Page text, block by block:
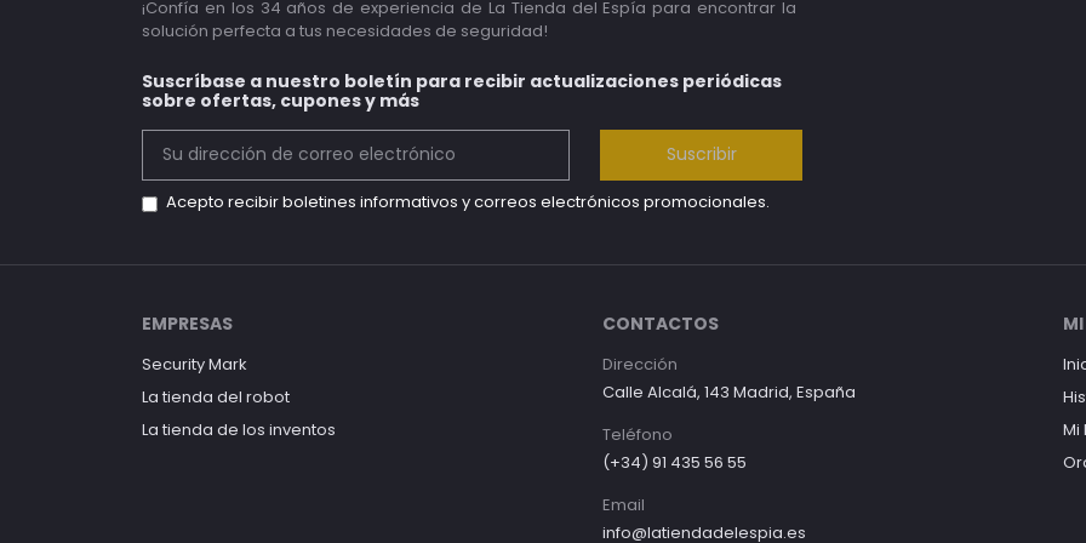
¡Confía en los 34 años de experiencia de La Tienda del Espía para encontrar la
solución perfecta a tus necesidades de seguridad!
Suscríbase a nuestro boletín para recibir actualizaciones periódicas
sobre ofertas, cupones y más
Suscribir
Acepto recibir boletines informativos y correos electrónicos promocionales.
EMPRESAS
Security Mark
La tienda del robot
La tienda de los inventos
CONTACTOS
Dirección
Calle Alcalá, 143 Madrid, España
Teléfono
(+34) 91 435 56 55
Email
info@latiendadelespia.es
Mi